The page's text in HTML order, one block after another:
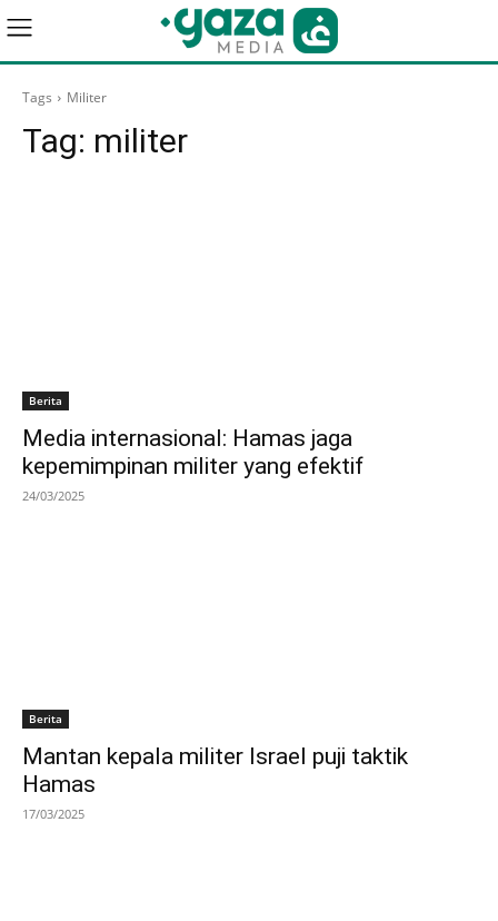
Tags Militer
Tag: militer
Berita
Media internasional: Hamas jaga
kepemimpinan militer yang efektif
24/03/2025
Berita
Mantan kepala militer Israel puji taktik
Hamas
17/03/2025